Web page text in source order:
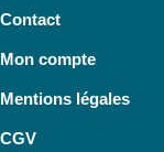
Contact
Mon compte
Mentions légales
CGV